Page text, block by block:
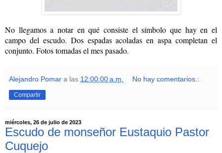
No llegamos a notar en qué consiste el símbolo que hay en el
campo del escudo. Dos espadas acoladas en aspa completan el
conjunto. Fotos tomadas el mes pasado.
Alejandro Pomar a las 12:00:00 a.m. No hay comentarios.:
Compartir
miércoles, 26 de julio de 2023
Escudo de monseñor Eustaquio Pastor
Cuquejo